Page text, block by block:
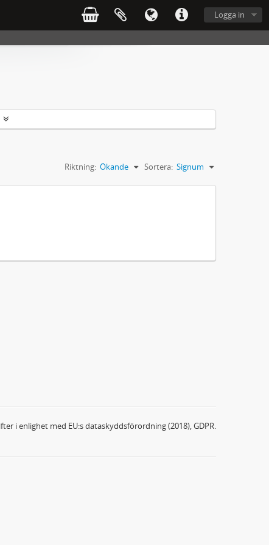
Logga in
Sortera: Signum
Riktning: Ökande
i enlighet med EU:s dataskyddsförordning (2018), GDPR.